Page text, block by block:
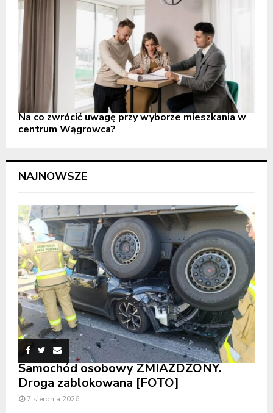
Na co zwrócić uwagę przy wyborze mieszkania w
centrum Wągrowca?
NAJNOWSZE
Samochód osobowy ZMIAŻDŻONY.
Droga zablokowana [FOTO]
7 sierpnia 2026